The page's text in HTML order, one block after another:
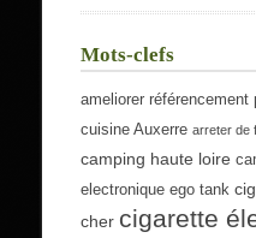
Mots-clefs
ameliorer référencement
cuisine Auxerre arreter de
camping haute loire
electronique ego tank
cher cigarette